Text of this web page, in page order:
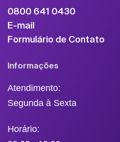
0800 641 0430
E-mail
Formulário de Contato
Informações
Atendimento:
Segunda à Sexta
Horário: